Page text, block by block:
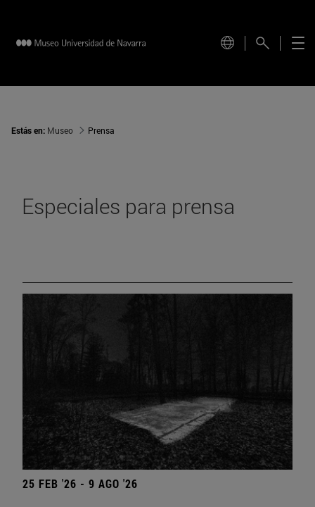
Estás en: Museo Prensa
Especiales para prensa
25 FEB '26 - 9 AGO '26